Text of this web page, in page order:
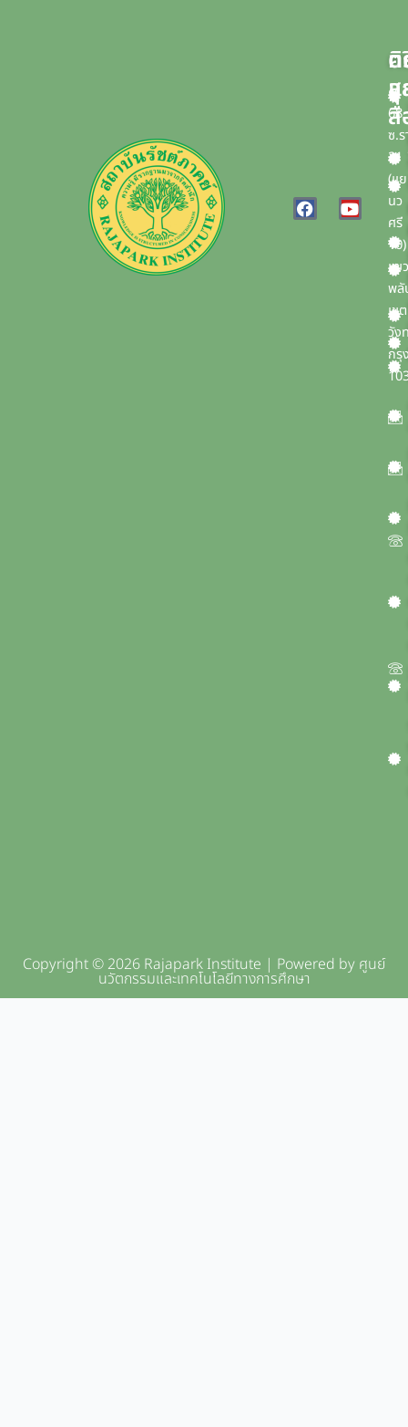
F
a
Y
o
บ
แ
สื่
ส
68
ซ.
21
(แ
นว
ศรี
10)
แข
พลั
เขต
วัง
กรุ
Copyright © 2026 Rajapark Institute | Powered by ศูนย์
นวัตกรรมและเทคโนโลยีทางการศึกษา